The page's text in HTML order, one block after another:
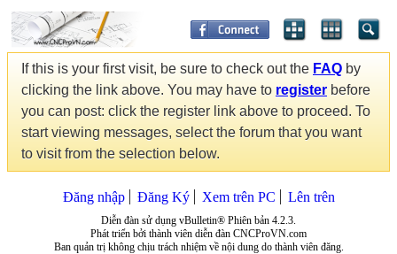
If this is your first visit, be sure to check out the FAQ by
clicking the link above. You may have to register before
you can post: click the register link above to proceed. To
start viewing messages, select the forum that you want
to visit from the selection below.
Đăng nhập Đăng Ký Xem trên PC Lên trên
Diễn đàn sử dụng vBulletin® Phiên bản 4.2.3.
Phát triển bởi thành viên diễn đàn CNCProVN.com
Ban quản trị không chịu trách nhiệm về nội dung do thành viên đăng.